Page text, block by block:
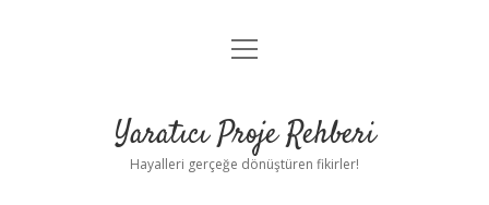
Anasayfa
Yasal Uyarı
menüyü
Yaratıcı Proje Rehberi
Hayalleri gerçeğe dönüştüren fikirler!